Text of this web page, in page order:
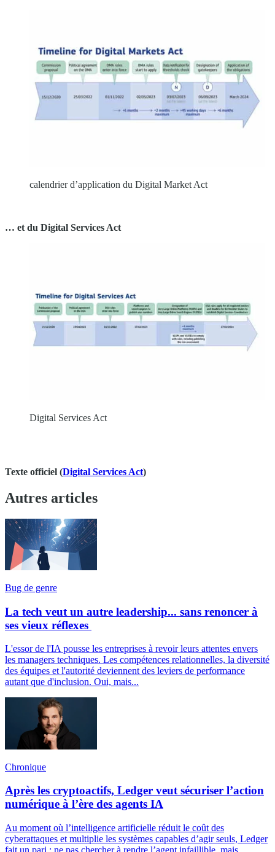
calendrier d’application du Digital Market Act
… et du Digital Services Act
Digital Services Act
Texte officiel (Digital Services Act)
Autres articles
Bug de genre
La tech veut un autre leadership... sans renoncer à
ses vieux réflexes
L'essor de l'IA pousse les entreprises à revoir leurs attentes envers
les managers techniques. Les compétences relationnelles, la diversité
des équipes et l'autorité deviennent des leviers de performance
autant que d'inclusion. Oui, mais...
Chronique
Après les cryptoactifs, Ledger veut sécuriser l’action
numérique à l’ère des agents IA
Au moment où l’intelligence artificielle réduit le coût des
cyberattaques et multiplie les systèmes capables d’agir seuls, Ledger